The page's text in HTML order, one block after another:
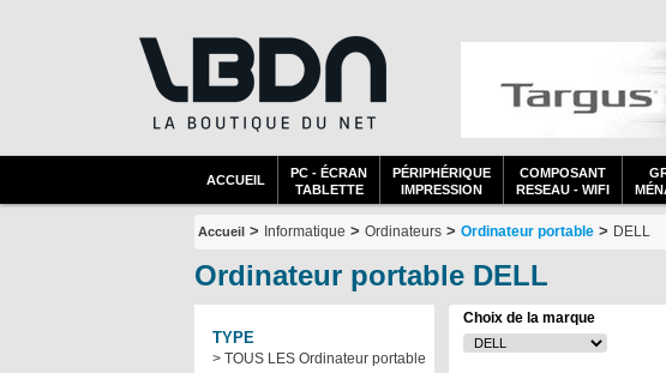
ACCUEIL
PC - ÉCRAN
TABLETTE
PÉRIPHÉRIQUE
IMPRESSION
COMPOSANT
RESEAU - WIFI
Accueil > Informatique > Ordinateurs > Ordinateur portable > DELL
Ordinateur portable DELL
TYPE
> TOUS LES Ordinateur portable
Choix de la marque